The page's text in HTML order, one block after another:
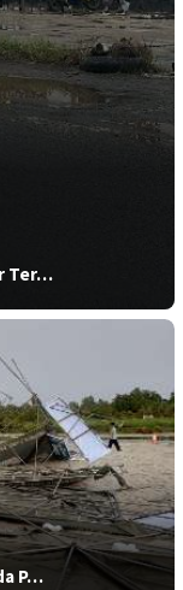
Ter…
P…